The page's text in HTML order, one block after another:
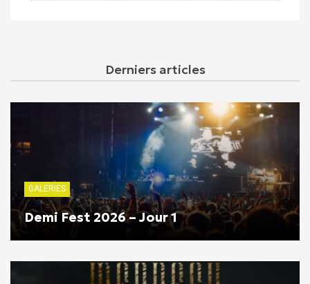
Derniers articles
GALERIES
Demi Fest 2026 – Jour 1